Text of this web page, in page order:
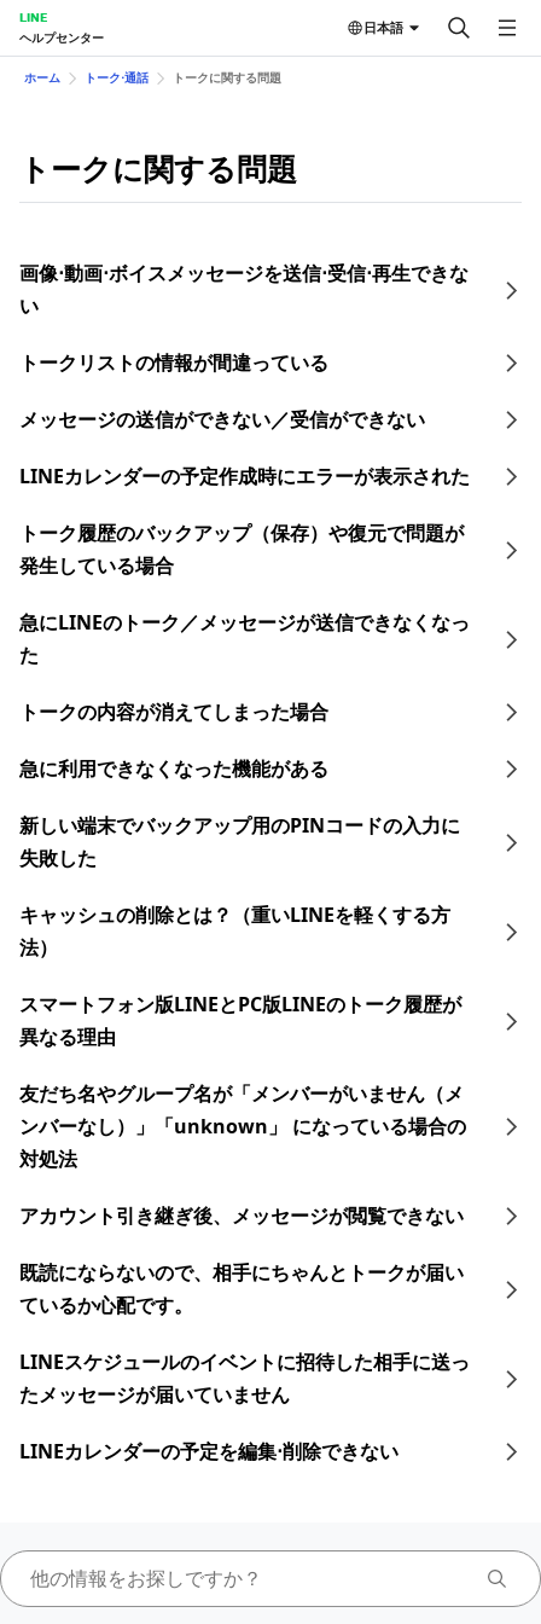
LINE
ヘルプセンター
日本語
ホーム トーク⋅通話 トークに関する問題
トークに関する問題
画像⋅動画⋅ボイスメッセージを送信⋅受信⋅再生できな
い
トークリストの情報が間違っている
メッセージの送信ができない／受信ができない
LINEカレンダーの予定作成時にエラーが表示された
トーク履歴のバックアップ（保存）や復元で問題が
発生している場合
急にLINEのトーク／メッセージが送信できなくなっ
た
トークの内容が消えてしまった場合
急に利用できなくなった機能がある
新しい端末でバックアップ用のPINコードの入力に
失敗した
キャッシュの削除とは？（重いLINEを軽くする方
法）
スマートフォン版LINEとPC版LINEのトーク履歴が
異なる理由
友だち名やグループ名が「メンバーがいません（メ
ンバーなし）」「unknown」 になっている場合の
対処法
アカウント引き継ぎ後、メッセージが閲覧できない
既読にならないので、相手にちゃんとトークが届い
ているか心配です。
LINEスケジュールのイベントに招待した相手に送っ
たメッセージが届いていません
LINEカレンダーの予定を編集⋅削除できない